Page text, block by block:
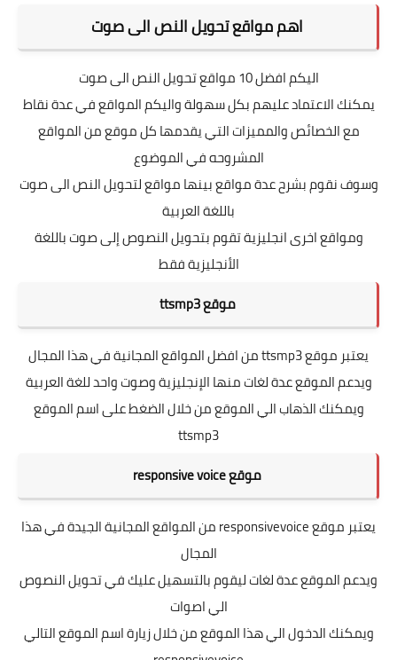
اهم مواقع تحويل النص الى صوت
اليكم افضل 10 مواقع تحويل النص الى صوت
يمكنك الاعتماد عليهم بكل سهولة واليكم المواقع في عدة نقاط
مع الخصائص والمميزات التي يقدمها كل موقع من المواقع
المشروحه في الموضوع
وسوف نقوم بشرح عدة مواقع بينها مواقع لتحويل النص الى صوت
باللغة العربية
ومواقع اخرى انجليزية تقوم بتحويل النصوص إلى صوت باللغة
الأنجليزية فقط
موقع ttsmp3
يعتبر موقعttsmp3من افضل المواقع المجانية في هذا المجال
ويدعم الموقع عدة لغات منها الإنجليزية وصوت واحد للغة العربية
ويمكنك الذهاب الي الموقع من خلال الضغط على اسم الموقع
ttsmp3
موقع responsive voice
يعتبر موقع responsivevoice من المواقع المجانية الجيدة في هذا
المجال
ويدعم الموقع عدة لغات ليقوم بالتسهيل عليك في تحويل النصوص
الي اصوات
ويمكنك الدخول الي هذا الموقع من خلال زيارة اسم الموقع التالي